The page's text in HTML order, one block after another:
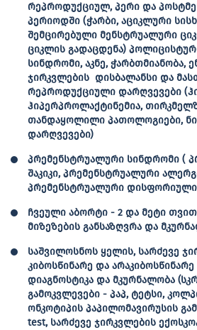
რეპროდუქციულ, პერი და
პერიოდში (ჭარბი, აციკლური
შემცირებული მენსტრუალური
ციკლის გადაცდენა)
სინდრომი, აკნე, ჭარბთმიანობა,
ჯირკვლების დისბალანსი და
რეპროდუქციული დარღვევები
ჰიპერპროლაქტინემია,
თანდაყოლილი პათოლოგიები,
დარღვევები)
პრემენსტრუალური სინდრომი (
შაკიკი, პრემენსტრუალური
პრემენსტრუალური დისფორიული
ჩვეული აბორტი - 2 და მეტი
მიზეზების განსაზღვრა და
საშვილოსნოს ყელის, სარძევე
კიბოსწინარე და
დიაგნოსტიკა და მკურნალობა
გამოკვლევები - პაპ, ტეტსი,
ონკოტიპის პაპილომავირუსის
test, სარძევე ჯირკვლების